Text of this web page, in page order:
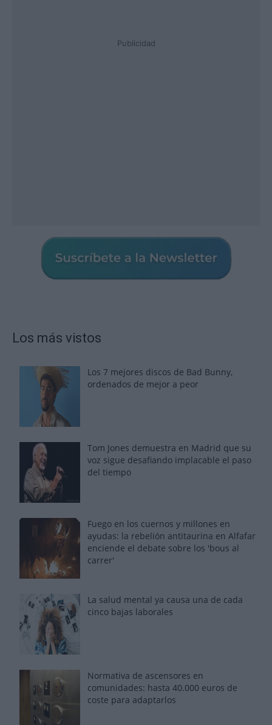
Publicidad
Los más vistos
Los 7 mejores discos de Bad Bunny,
ordenados de mejor a peor
Tom Jones demuestra en Madrid que su
voz sigue desafiando implacable el paso
del tiempo
Fuego en los cuernos y millones en
ayudas: la rebelión antitaurina en Alfafar
enciende el debate sobre los 'bous al
carrer'
La salud mental ya causa una de cada
cinco bajas laborales
Normativa de ascensores en
comunidades: hasta 40.000 euros de
coste para adaptarlos